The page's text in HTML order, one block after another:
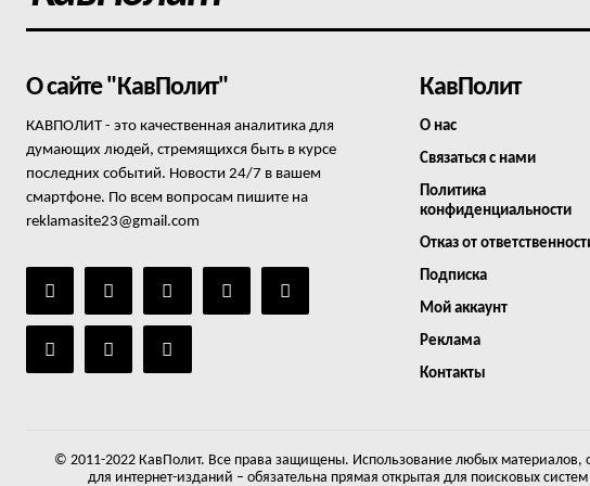
О сайте "КавПолит"
КАВПОЛИТ - это качественная аналитика для
думающих людей, стремящихся быть в курсе
последних событий. Новости 24/7 в вашем
смартфоне. По всем вопросам пишите на
reklamasite23@gmail.com
КавПолит
О нас
Связаться с нами
Политика
конфиденциальности
Отказ от
Подписка
Мой аккаунт
Реклама
Контакты
© 2011-2022 КавПолит. Все права защищены. Использование любых материалов,
для интернет-изданий – обязательна прямая открытая для поисковых